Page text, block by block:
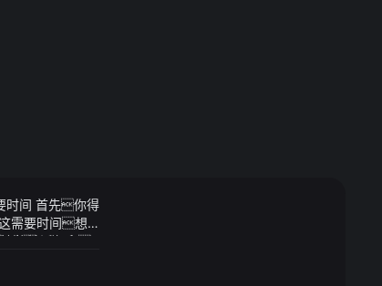
时间 首先你得
需要时间想
伤三位毛民
愿强烈各类节
也能够活下来
到3014(m